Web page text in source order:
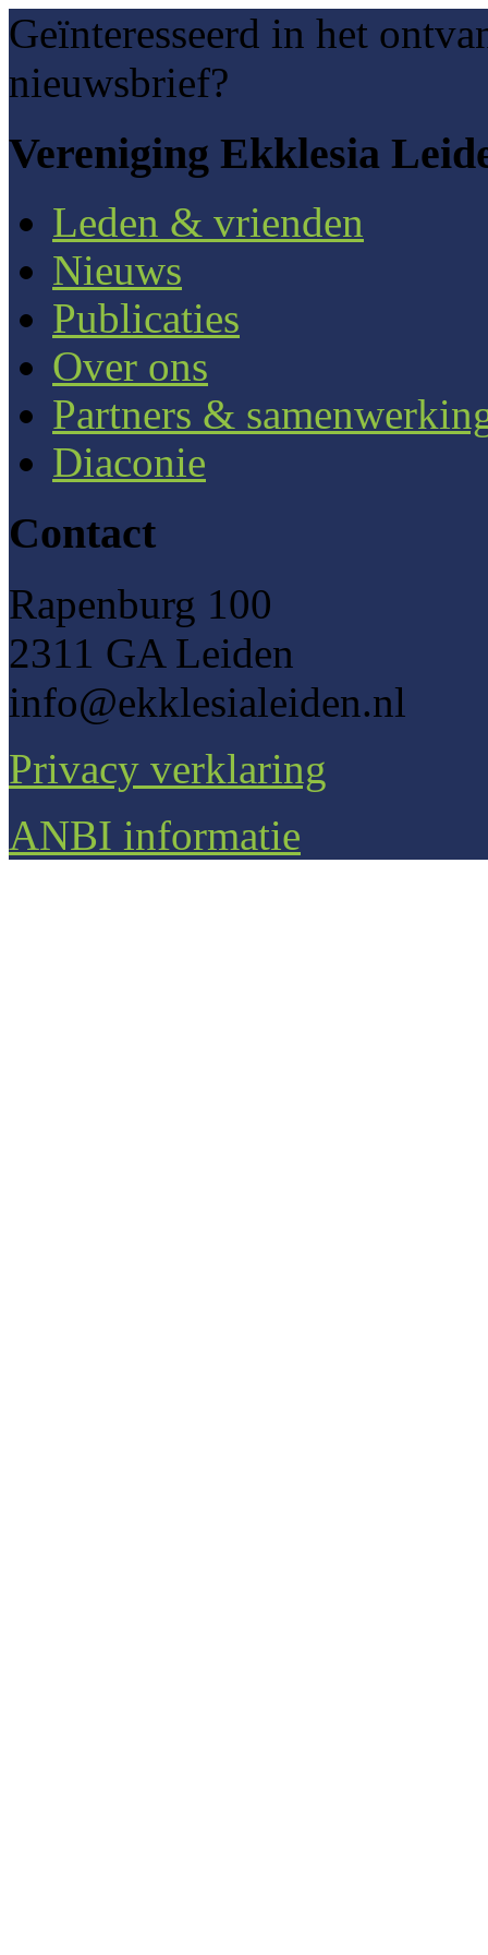
Geïnteresseerd in het
nieuwsbrief?
Vereniging Ekklesia
Leden & vrienden
Nieuws
Publicaties
Over ons
Partners &
Diaconie
Contact
Rapenburg 100
2311 GA Leiden
info@ekklesialeiden.nl
Privacy verklaring
ANBI informatie